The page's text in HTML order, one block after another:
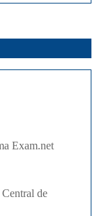
Exam.net
de